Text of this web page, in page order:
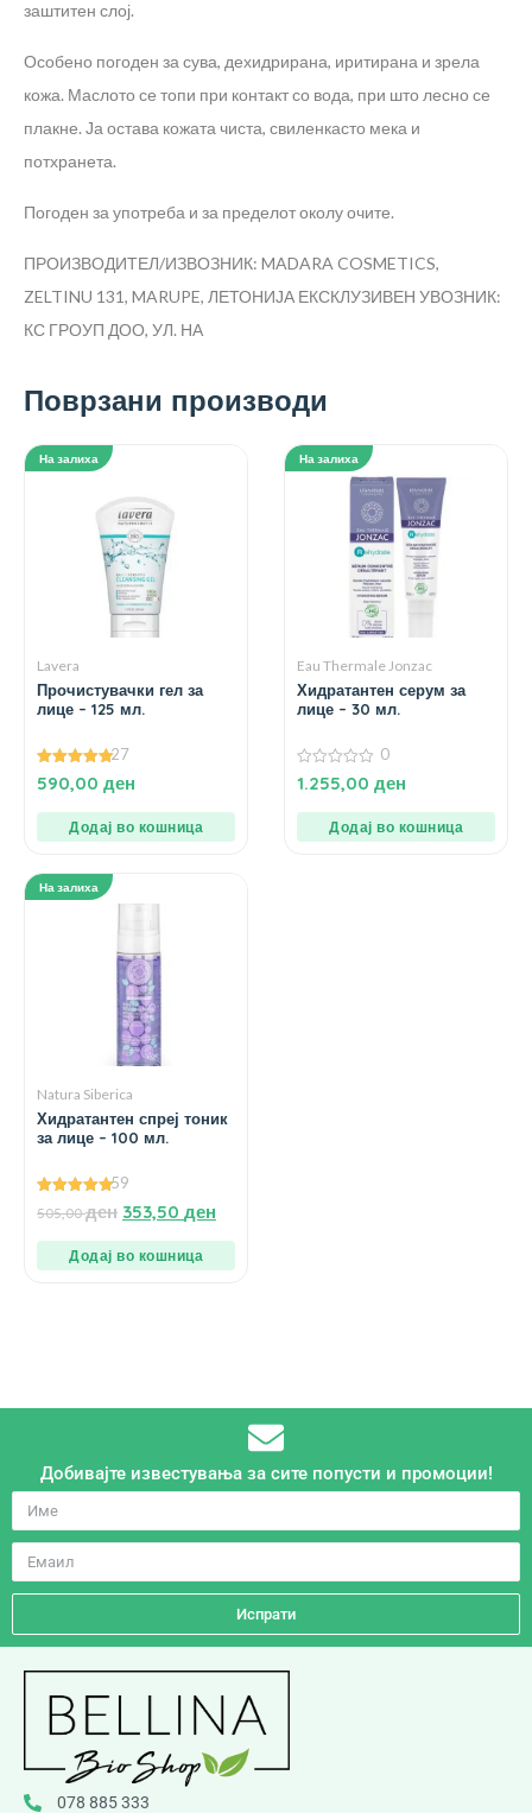
заштитен слој.
Особено погоден за сува, дехидрирана, иритирана и зрела
кожа. Маслото се топи при контакт со вода, при што лесно се
плакне. Ја остава кожата чиста, свиленкасто мека и
потхранета.
Погоден за употреба и за пределот околу очите.
ПРОИЗВОДИТЕЛ/ИЗВОЗНИК: MADARA COSMETICS,
ZELTINU 131, MARUPE, ЛЕТОНИЈА ЕКСКЛУЗИВЕН УВОЗНИК:
КС ГРОУП ДОО, УЛ. НА
Поврзани производи
На залиха
Lavera
Прочистувачки гел за
лице – 125 мл.
5.00
од 5
27
590,00 ден
Додај во кошница
На залиха
Eau Thermale Jonzac
Хидратантен серум за
лице – 30 мл.
0
од
0
1.255,00 ден
Додај во кошница
На залиха
Natura Siberica
Хидратантен спреј тоник
за лице – 100 мл.
од 5
59
505,00ден 353,50 ден
Додај во кошница
Добивајте известувања за сите попусти и промоции!
Испрати
078 885 333